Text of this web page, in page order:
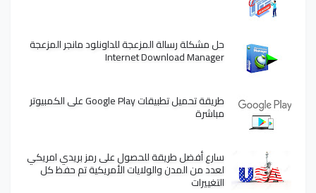
حل مشكلة رسالة المزعجة للداونلود مانجر المزعجة
Internet Download Manager
طريقة تحميل تطبيقات Google Play على الكمبيوتر
مباشرة
سارع أفضل طريقة للحصول على رمز بريدي امريكي
لعدد من المدن والولايات الأمريكية تم حفظ كل
التغييرات